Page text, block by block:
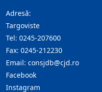
Adresă:
Targoviste
Tel: 0245-207600
Fax: 0245-212230
Email: consjdb@cjd.ro
Facebook
Instagram